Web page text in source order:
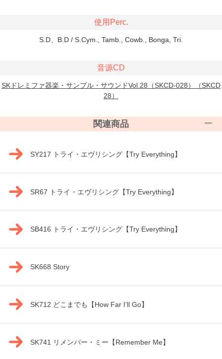
使用Perc.
S.D、B.D / S.Cym., Tamb., Cowb., Bonga, Tri.
音源CD
SKドレミファ器楽・サンプル・サウンドVol.28（SKCD-028）（SKCD
28）
関連商品
SY217 トライ・エヴリシング【Try Everything】
SR67 トライ・エヴリシング【Try Everything】
SB416 トライ・エヴリシング【Try Everything】
SK668 Story
SK712 どこまでも【How Far I’ll Go】
SK741 リメンバー・ミー【Remember Me】